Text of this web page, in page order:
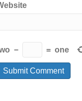
− = one